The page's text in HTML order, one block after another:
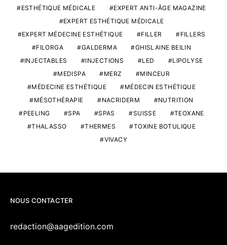
ESTHÉTIQUE MÉDICALE
EXPERT ANTI-ÂGE MAGAZINE
EXPERT ESTHÉTIQUE MÉDICALE
EXPERT MÉDECINE ESTHÉTIQUE
FILLER
FILLERS
FILORGA
GALDERMA
GHISLAINE BEILIN
INJECTABLES
INJECTIONS LED
LIPOLYSE
MEDISPA
MERZ
MINCEUR
MÉDECINE ESTHÉTIQUE
MÉDECIN ESTHÉTIQUE
MÉSOTHÉRAPIE
NACRIDERM
NUTRITION
PEELING
SPA SPAS SUISSE
TEOXANE
THALASSO
THERMES
TOXINE BOTULIQUE
VIVACY
NOUS CONTACTER
redaction@aagedition.com